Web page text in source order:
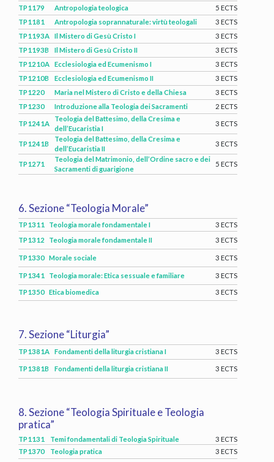
TP1179
Antropologia teologica
5 ECTS
TP1181
Antropologia soprannaturale: virtù teologali
3 ECTS
TP1193A
Il Mistero di Gesù Cristo I
3 ECTS
TP1193B
Il Mistero di Gesù Cristo II
3 ECTS
TP1210A
Ecclesiologia ed Ecumenismo I
3 ECTS
TP1210B
Ecclesiologia ed Ecumenismo II
3 ECTS
TP1220
Maria nel Mistero di Cristo e della Chiesa
3 ECTS
TP1230
Introduzione alla Teologia dei Sacramenti 2 ECTS
TP1241A
Teologia del Battesimo, della Cresima e
dell’Eucaristia I
3 ECTS
TP1241B
Teologia del Battesimo, della Cresima e
dell’Eucaristia II
3 ECTS
TP1271
Teologia del Matrimonio, dell’Ordine sacro e dei
Sacramenti di guarigione
5 ECTS
6. Sezione “Teologia Morale”
TP1311 Teologia morale fondamentale I
3 ECTS
TP1312
Teologia morale fondamentale II 3 ECTS
TP1330 Morale sociale 3 ECTS
TP1341 Teologia morale: Etica sessuale e familiare 3 ECTS
TP1350 Etica biomedica 3 ECTS
7. Sezione “Liturgia”
TP1381A Fondamenti della liturgia cristiana I 3 ECTS
TP1381B Fondamenti della liturgia cristiana II 3 ECTS
8. Sezione “Teologia Spirituale e Teologia
pratica”
TP1131 Temi fondamentali di Teologia Spirituale
3 ECTS
TP1370
Teologia pratica 3 ECTS